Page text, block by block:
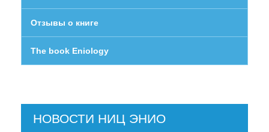
Отзывы о книге
The book Eniology
НОВОСТИ НИЦ ЭНИО